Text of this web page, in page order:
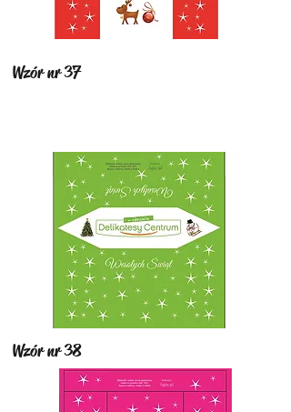
Wzór nr 37
Wzór nr 38